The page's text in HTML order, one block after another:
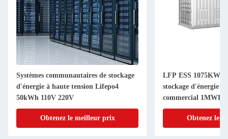
Systèmes communautaires de stockage
d'énergie à haute tension Lifepo4
50kWh 110V 220V
Obtenez le meilleur prix
LFP ESS 1075KWH
stockage d'énergie
commercial 1MWH
Obtenez le